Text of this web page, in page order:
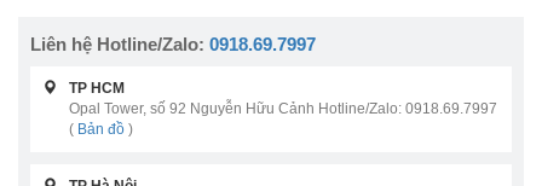
Liên hệ Hotline/Zalo: 0918.69.7997
TP HCM
Opal Tower, số 92 Nguyễn Hữu Cảnh Hotline/Zalo: 0918.69.7997
( Bản đồ )